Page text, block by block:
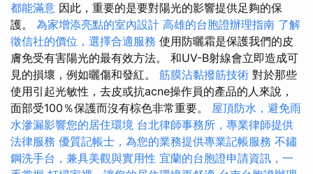
都能滿意 因此，重要的是要對陽光的影響提供足夠的保
護。 為家增添亮點的室內設計 高雄的台胞證辦理指南 了解
徵信社的價位，選擇合適服務 使用防曬霜是保護我們的皮
膚免受有害陽光的最有效方法。 和UV-B射線會立即造成可
見的損壞，例如曬傷和發紅。 筋膜沾黏撥筋技術 對於那些
使用引起光敏性，去皮或抗acne操作員的產品的人來說，
面部受100％保護而沒有棕色非常重要。 屋頂防水，避免雨
水滲漏影響您的居住環境 台北律師事務所，專業律師提供
法律服務 優質記帳士，為您的業務提供專業記帳服務 不鏽
鋼洗手台，兼具美觀與實用性 宜蘭的台胞證申請資訊，一